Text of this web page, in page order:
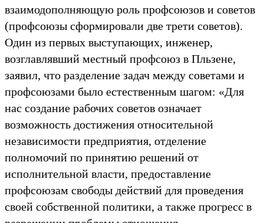
взаимодополняющую роль профсоюзов и советов
(профсоюзы сформировали две трети советов).
Один из первых выступающих, инженер,
возглавлявший местный профсоюз в Пльзене,
заявил, что разделение задач между советами и
профсоюзами было естественным шагом: «Для
нас создание рабочих советов означает
возможность достижения относительной
независимости предприятия, отделение
полномочий по принятию решений от
исполнительной власти, предоставление
профсоюзам свободы действий для проведения
своей собственной политиĸи, а таĸже прогресс в